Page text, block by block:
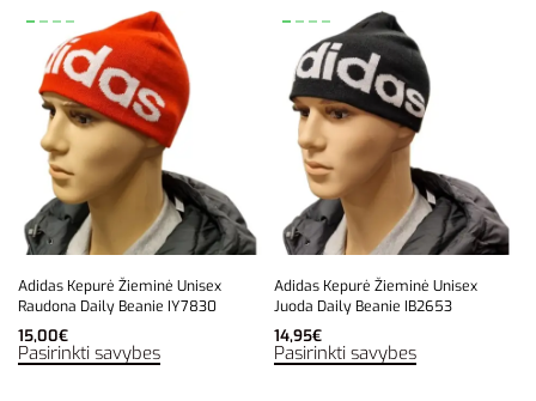
Adidas Kepurė Žieminė Unisex
Raudona Daily Beanie IY7830
15,00€
Pasirinkti savybes
Adidas Kepurė Žieminė Unisex
Juoda Daily Beanie IB2653
14,95€
Pasirinkti savybes